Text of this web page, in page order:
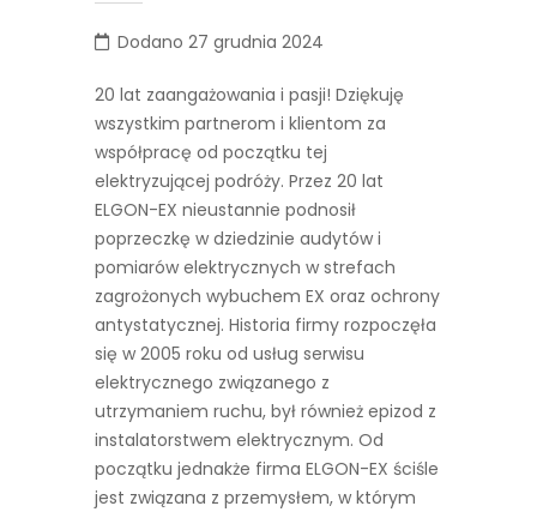
Dodano 27 grudnia 2024
20 lat zaangażowania i pasji! Dziękuję
wszystkim partnerom i klientom za
współpracę od początku tej
elektryzującej podróży. Przez 20 lat
ELGON-EX nieustannie podnosił
poprzeczkę w dziedzinie audytów i
pomiarów elektrycznych w strefach
zagrożonych wybuchem EX oraz ochrony
antystatycznej. Historia firmy rozpoczęła
się w 2005 roku od usług serwisu
elektrycznego związanego z
utrzymaniem ruchu, był również epizod z
instalatorstwem elektrycznym. Od
początku jednakże firma ELGON-EX ściśle
jest związana z przemysłem, w którym